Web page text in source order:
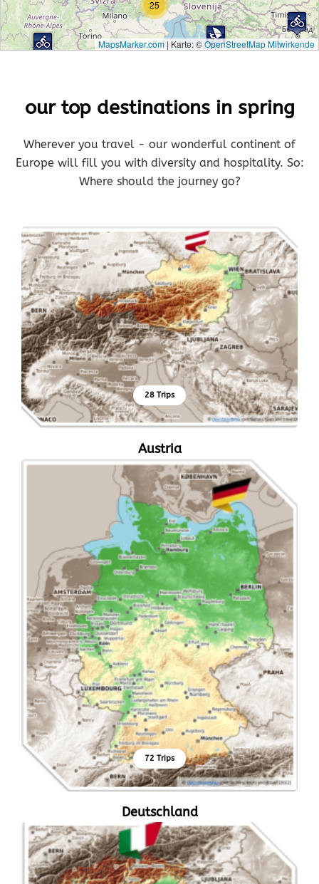
25
MapsMarker.com|Karte: ©OpenStreetMap Mitwirkende
our top destinations in spring
Wherever you travel - our wonderful continent of
Europe will fill you with diversity and hospitality. So:
Where should the journey go?
28 Trips
Austria
72 Trips
Deutschland